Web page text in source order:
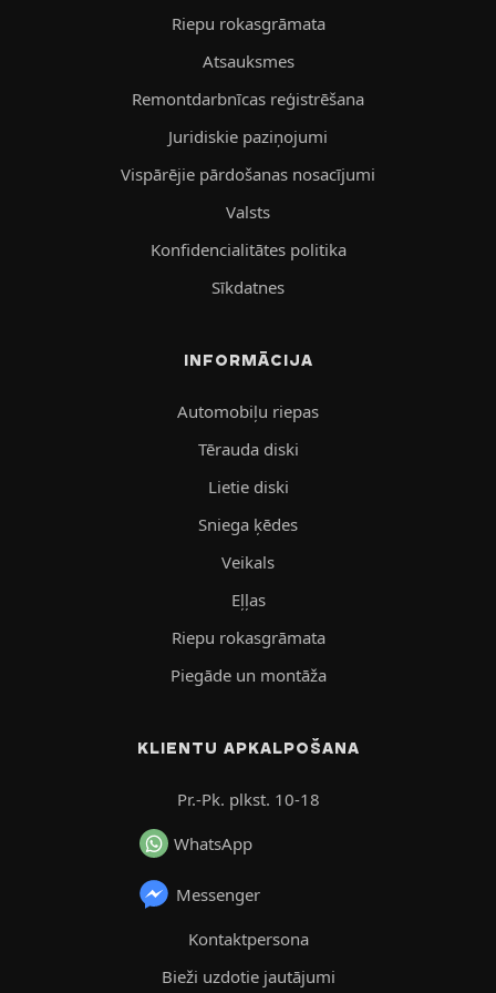
Riepu rokasgrāmata
Atsauksmes
Remontdarbnīcas reģistrēšana
Juridiskie paziņojumi
Vispārējie pārdošanas nosacījumi
Valsts
Konfidencialitātes politika
Sīkdatnes
INFORMĀCIJA
Automobiļu riepas
Tērauda diski
Lietie diski
Sniega ķēdes
Veikals
Eļļas
Riepu rokasgrāmata
Piegāde un montāža
KLIENTU APKALPOŠANA
Pr.-Pk. plkst. 10-18
WhatsApp
Messenger
Kontaktpersona
Bieži uzdotie jautājumi